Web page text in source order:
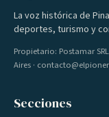
La voz histórica de
deportes, turismo y
Propietario: Postamar
Aires ·
Secciones